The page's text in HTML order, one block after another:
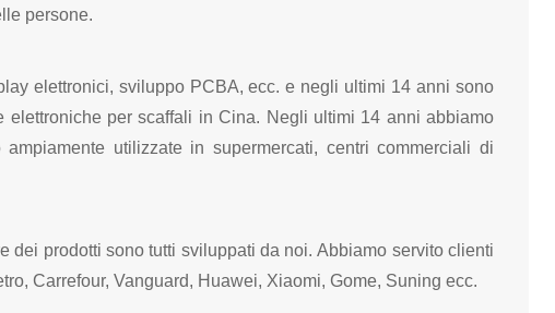
persone.
elettronici, sviluppo PCBA, ecc. e negli ultimi 14 anni sono
per scaffali in Cina. Negli ultimi 14 anni abbiamo
utilizzate in supermercati, centri commerciali di
dei prodotti sono tutti sviluppati da noi.Abbiamo servito clienti
Carrefour, Vanguard, Huawei, Xiaomi, Gome, Suning ecc.